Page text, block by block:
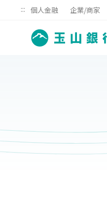
::: 個人金融 企業/商家